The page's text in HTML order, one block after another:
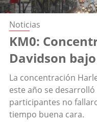
Noticias
KM0:
Davidson
La concentración
este año se
participantes no
tiempo buena cara.